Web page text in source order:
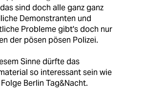
sind doch alle ganz ganz
Demonstranten und
Probleme gibt's doch nur
der pösen pösen Polizei.
Sinne dürfte das
so interessant sein wie
Berlin Tag&Nacht.